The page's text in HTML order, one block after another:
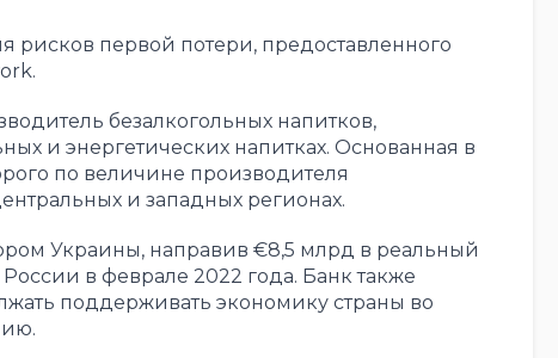
рисков первой потери, предоставленного
безалкогольных напитков,
и энергетических напитках. Основанная в
по величине производителя
и западных регионах.
Украины, направив €8,5 млрд в реальный
в феврале 2022 года. Банк также
поддерживать экономику страны во